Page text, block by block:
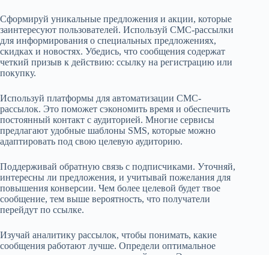
Сформируй уникальные предложения и акции, которые
заинтересуют пользователей. Используй СМС-рассылки
для информирования о специальных предложениях,
скидках и новостях. Убедись, что сообщения содержат
четкий призыв к действию: ссылку на регистрацию или
покупку.
Используй платформы для автоматизации СМС-
рассылок. Это поможет сэкономить время и обеспечить
постоянный контакт с аудиторией. Многие сервисы
предлагают удобные шаблоны SMS, которые можно
адаптировать под свою целевую аудиторию.
Поддерживай обратную связь с подписчиками. Уточняй,
интересны ли предложения, и учитывай пожелания для
повышения конверсии. Чем более целевой будет твое
сообщение, тем выше вероятность, что получатели
перейдут по ссылке.
Изучай аналитику рассылок, чтобы понимать, какие
сообщения работают лучше. Определи оптимальное